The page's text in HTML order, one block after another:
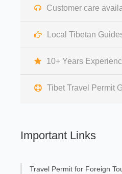
Customer care
Local Tibetan
10+ Years
Tibet Travel Permit
Important Links
Travel Permit for Foreign